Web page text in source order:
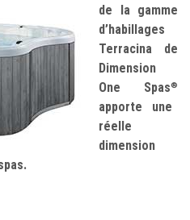
de la gamme
d’habillages
Terracina de
Dimension
One Spas®
apporte une
réelle
dimension